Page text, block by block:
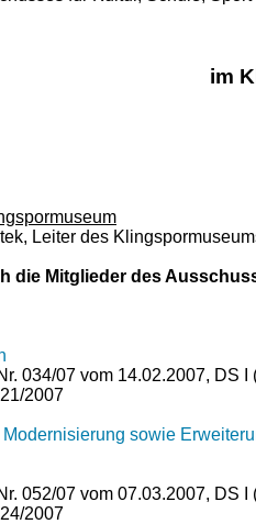
im
Leiter des
die Mitglieder des
034/07 vom 14.02.2007, DS I
2007
sowie
052/07 vom 07.03.2007, DS I
2007